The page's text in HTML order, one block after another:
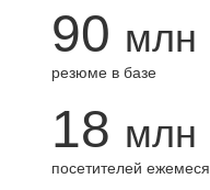
90 млн
резюме в базе
18 млн
посетителей